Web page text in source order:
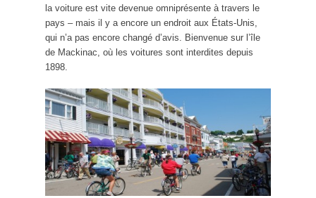
la voiture est vite devenue omniprésente à travers le
pays – mais il y a encore un endroit aux États-Unis,
qui n’a pas encore changé d’avis. Bienvenue sur l’île
de Mackinac, où les voitures sont interdites depuis
1898.